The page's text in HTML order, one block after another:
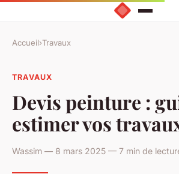
Accueil›Travaux
TRAVAUX
Devis peinture :
estimer vos
Wassim — 8 mars 2025 — 7 min de